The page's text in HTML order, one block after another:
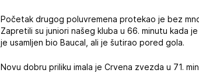
Početak drugog poluvremena protekao je bez
Zapretili su juniori našeg kluba u 66. minutu kada
je usamljen bio Baucal, ali je šutirao pored gola.
Novu dobru priliku imala je Crvena zvezda u 71.